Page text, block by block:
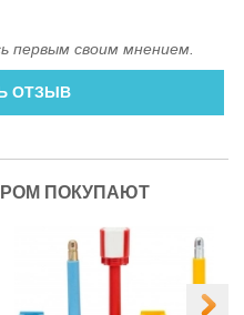
первым своим мнением.
ОТЗЫВ
ПОКУПАЮТ